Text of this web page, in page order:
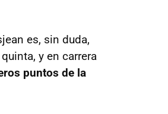
es, sin duda,
y en carrera
puntos de la